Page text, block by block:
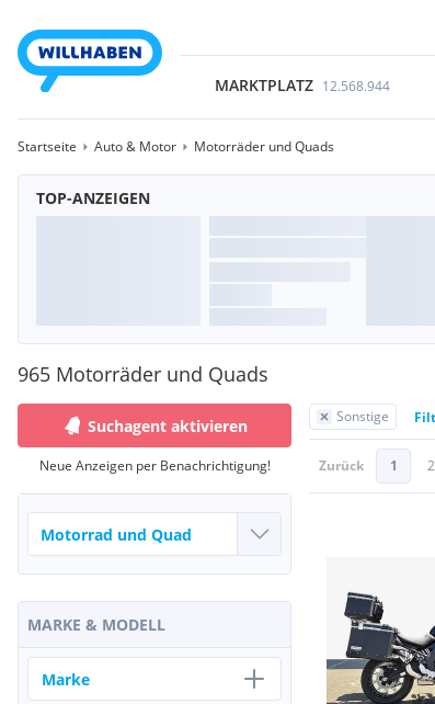
MARKTPLATZ 12.568.944
Startseite Auto & Motor Motorräder und Quads
TOP-ANZEIGEN
965 Motorräder und Quads
Sonstige
Zurück 1 2
Suchagent aktivieren
Neue Anzeigen per Benachrichtigung!
MARKE & MODELL
Marke